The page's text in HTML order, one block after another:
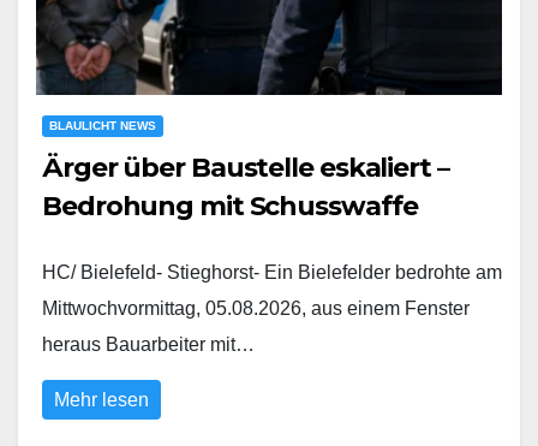
BLAULICHT NEWS
Ärger über Baustelle eskaliert –
Bedrohung mit Schusswaffe
HC/ Bielefeld- Stieghorst- Ein Bielefelder bedrohte am
Mittwochvormittag, 05.08.2026, aus einem Fenster
heraus Bauarbeiter mit…
Mehr lesen